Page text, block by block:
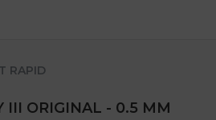
RAPID
III ORIGINAL - 0.5 MM